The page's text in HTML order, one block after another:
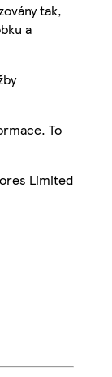
tak,
a
To
Limited